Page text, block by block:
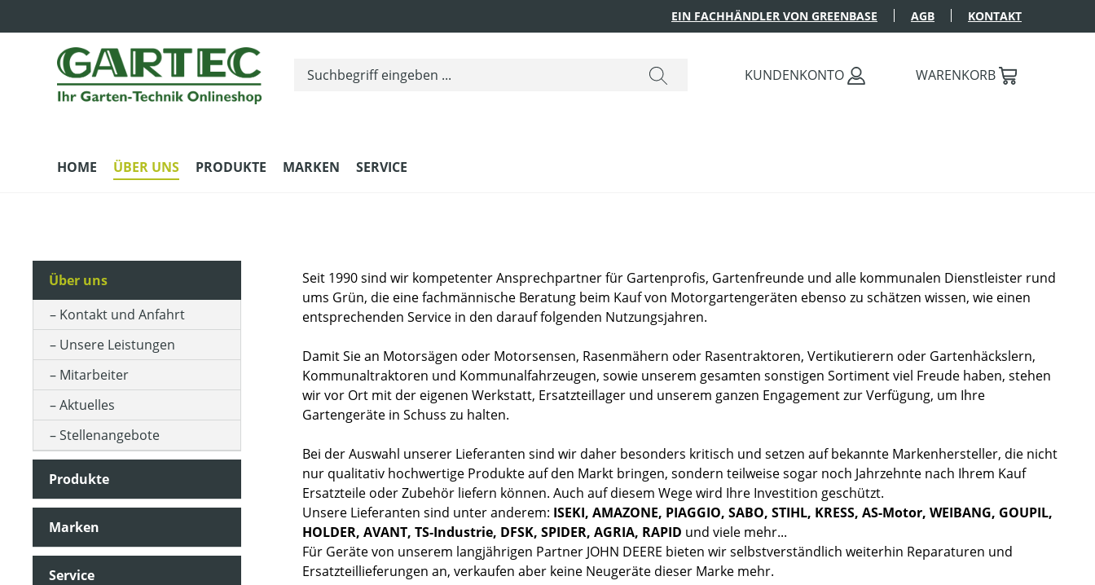
EIN FACHHÄNDLER VON GREENBASE AGB KONTAKT
KUNDENKONTO WARENKORB
HOME ÜBER UNS PRODUKTE MARKEN SERVICE
Über uns
Kontakt und Anfahrt
Unsere Leistungen
Mitarbeiter
Aktuelles
Stellenangebote
Produkte
Marken
Service
Seit 1990 sind wir kompetenter Ansprechpartner für Gartenprofis, Gartenfreunde und alle kommunalen Dienstleister rund
ums Grün, die eine fachmännische Beratung beim Kauf von Motorgartengeräten ebenso zu schätzen wissen, wie einen
entsprechenden Service in den darauf folgenden Nutzungsjahren.
Damit Sie an Motorsägen oder Motorsensen, Rasenmähern oder Rasentraktoren, Vertikutierern oder Gartenhäckslern,
Kommunaltraktoren und Kommunalfahrzeugen, sowie unserem gesamten sonstigen Sortiment viel Freude haben, stehen
wir vor Ort mit der eigenen Werkstatt, Ersatzteillager und unserem ganzen Engagement zur Verfügung, um Ihre
Gartengeräte in Schuss zu halten.
Bei der Auswahl unserer Lieferanten sind wir daher besonders kritisch und setzen auf bekannte Markenhersteller, die nicht
nur qualitativ hochwertige Produkte auf den Markt bringen, sondern teilweise sogar noch Jahrzehnte nach Ihrem Kauf
Ersatzteile oder Zubehör liefern können. Auch auf diesem Wege wird Ihre Investition geschützt.
Unsere Lieferanten sind unter anderem: ISEKI, AMAZONE, PIAGGIO, SABO, STIHL, KRESS, AS-Motor, WEIBANG, GOUPIL,
HOLDER, AVANT, TS-Industrie, DFSK, SPIDER, AGRIA, RAPID und viele mehr...
Für Geräte von unserem langjährigen Partner JOHN DEERE bieten wir selbstverständlich weiterhin Reparaturen und
Ersatzteillieferungen an, verkaufen aber keine Neugeräte dieser Marke mehr.